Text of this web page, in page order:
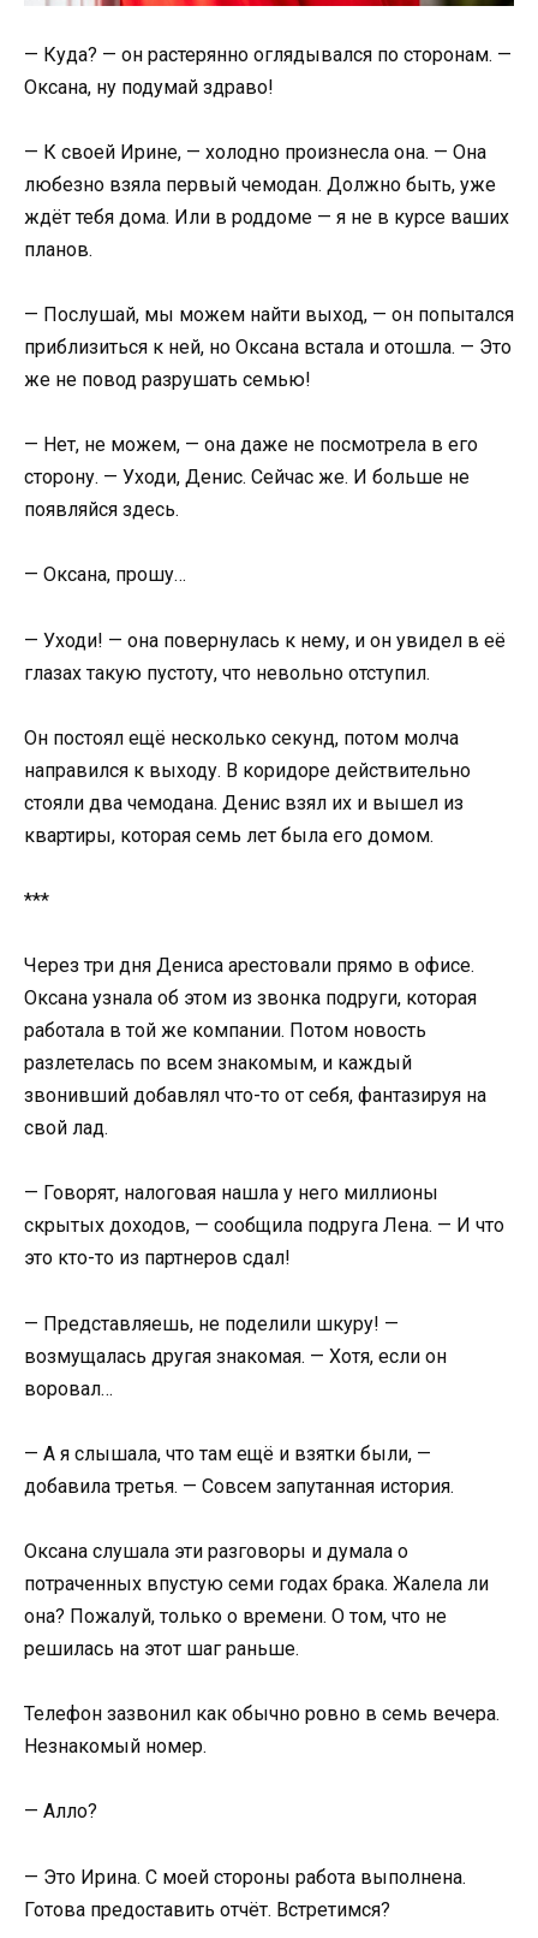
— Куда? — он растерянно оглядывался по сторонам. —
Оксана, ну подумай здраво!
— К своей Ирине, — холодно произнесла она. — Она
любезно взяла первый чемодан. Должно быть, уже
ждёт тебя дома. Или в роддоме — я не в курсе ваших
планов.
— Послушай, мы можем найти выход, — он попытался
приблизиться к ней, но Оксана встала и отошла. — Это
же не повод разрушать семью!
— Нет, не можем, — она даже не посмотрела в его
сторону. — Уходи, Денис. Сейчас же. И больше не
появляйся здесь.
— Оксана, прошу…
— Уходи! — она повернулась к нему, и он увидел в её
глазах такую пустоту, что невольно отступил.
Он постоял ещё несколько секунд, потом молча
направился к выходу. В коридоре действительно
стояли два чемодана. Денис взял их и вышел из
квартиры, которая семь лет была его домом.
***
Через три дня Дениса арестовали прямо в офисе.
Оксана узнала об этом из звонка подруги, которая
работала в той же компании. Потом новость
разлетелась по всем знакомым, и каждый
звонивший добавлял что-то от себя, фантазируя на
свой лад.
— Говорят, налоговая нашла у него миллионы
скрытых доходов, — сообщила подруга Лена. — И что
это кто-то из партнеров сдал!
— Представляешь, не поделили шкуру! —
возмущалась другая знакомая. — Хотя, если он
воровал…
— А я слышала, что там ещё и взятки были, —
добавила третья. — Совсем запутанная история.
Оксана слушала эти разговоры и думала о
потраченных впустую семи годах брака. Жалела ли
она? Пожалуй, только о времени. О том, что не
решилась на этот шаг раньше.
Телефон зазвонил как обычно ровно в семь вечера.
Незнакомый номер.
— Алло?
— Это Ирина. С моей стороны работа выполнена.
Готова предоставить отчёт. Встретимся?